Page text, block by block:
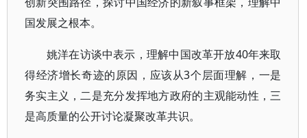
国发展之根本。
姚洋在访谈中表示，理解中国改革开放40年来取
得经济增长奇迹的原因，应该从3个层面理解，一是
务实主义，二是充分发挥地方政府的主观能动性，三
是高质量的公开讨论凝聚改革共识。